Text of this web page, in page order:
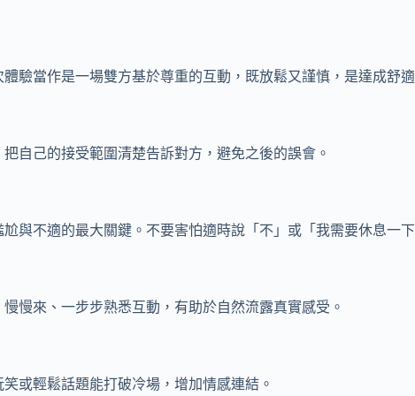
驗當作是一場雙方基於尊重的互動，既放鬆又謹慎，是達成舒
自己的接受範圍清楚告訴對方，避免之後的誤會。
與不適的最大關鍵。不要害怕適時說「不」或「我需要休息一下
慢來、一步步熟悉互動，有助於自然流露真實感受。
或輕鬆話題能打破冷場，增加情感連結。